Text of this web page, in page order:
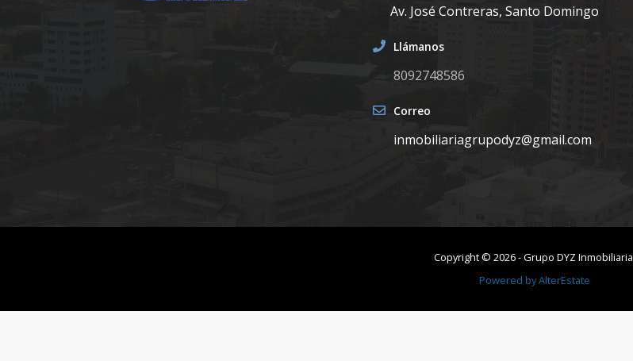
Av. José Contreras, Santo Domingo
Llámanos
8092748586
Correo
inmobiliariagrupodyz@gmail.com
Copyright © 2026-Grupo DYZ Inmobiliaria
Powered byAlterEstate